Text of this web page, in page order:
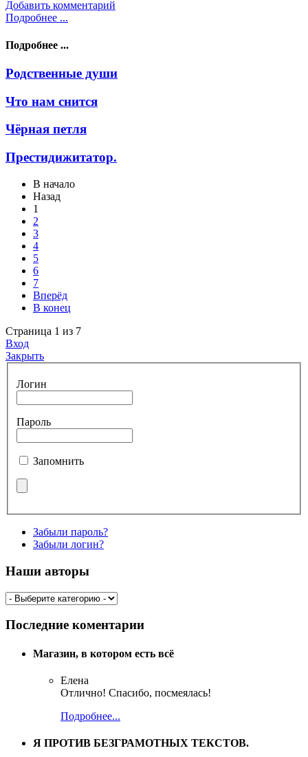
Добавить комментарий
Подробнее ...
Подробнее ...
Родственные души
Что нам снится
Чёрная петля
Престидижитатор.
В начало
Назад
1
2
3
4
5
6
7
Вперёд
В конец
Страница 1 из 7
Вход
Закрыть
Логин
Пароль
Запомнить
Забыли пароль?
Забыли логин?
Наши авторы
Последние коментарии
Магазин, в котором есть всё
Елена
Отлично! Спасибо, посмеялась!
Подробнее...
Я ПРОТИВ БЕЗГРАМОТНЫХ ТЕКСТОВ.